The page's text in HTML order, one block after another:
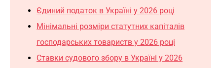
Єдиний податок в Україні у 2026 році
Мінімальні розміри статутних капіталів
господарських товариств у 2026 році
Ставки судового збору в Україні у 2026